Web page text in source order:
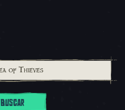
BUSCAR